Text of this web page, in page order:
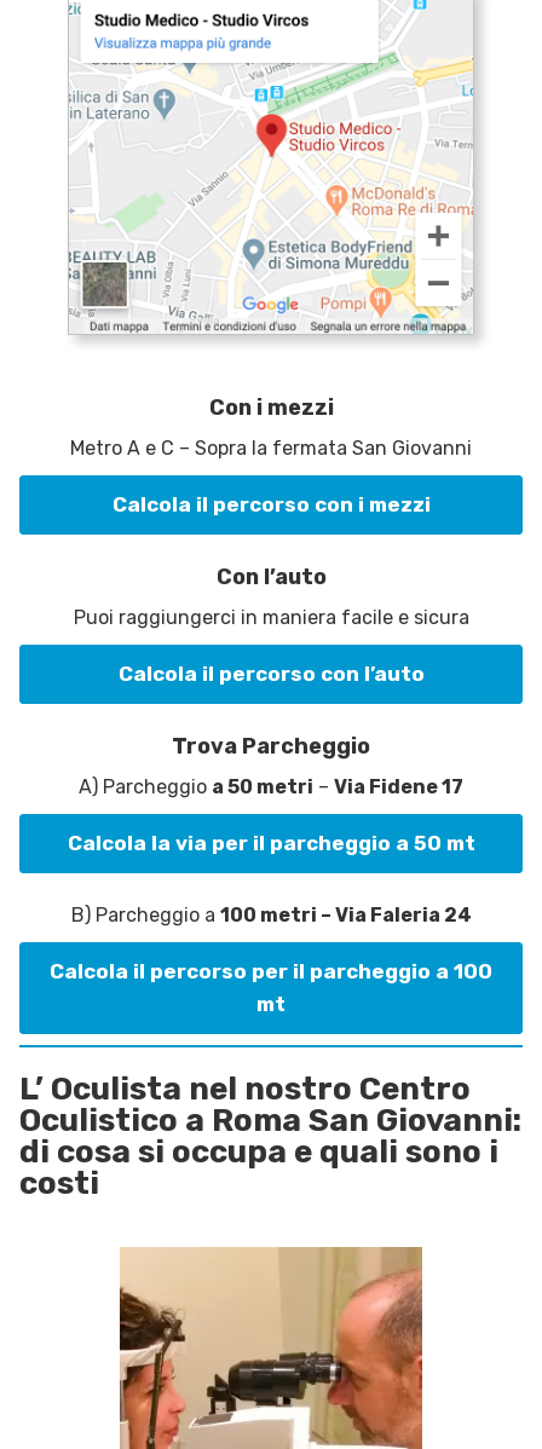
Con i mezzi
Metro A e C – Sopra la fermata San Giovanni
Calcola il percorso con i mezzi
Con l’auto
Puoi raggiungerci in maniera facile e sicura
Calcola il percorso con l’auto
Trova Parcheggio
A) Parcheggio a 50 metri – Via Fidene 17
Calcola la via per il parcheggio a 50 mt
B) Parcheggio a 100 metri – Via Faleria 24
Calcola il percorso per il parcheggio a 100
mt
L’ Oculista nel nostro Centro
Oculistico a Roma San Giovanni:
di cosa si occupa e quali sono i
costi